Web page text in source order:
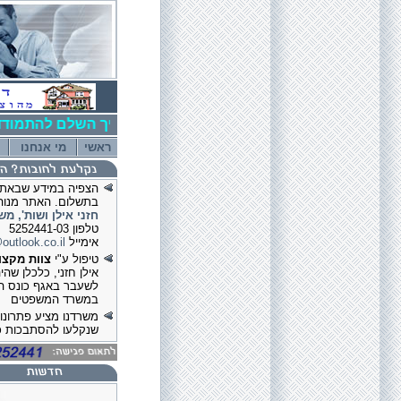
!!! פרסומת: "חובות" - המדריך השלם
מי אנחנו ראשי
הצפיה במידע
בתשלום. האתר
חזני אילן ושות',
טלפון 5252441-03
אימייל
טיפול ע"י צוות
אילן חזני, כלכלן
לשעבר באגף כונס
במשרד המשפטים
משרדנו מציע
שנקלעו להסתבכות
תחומי עיסוק בין
כינוס נכסים,
חברות, הוצאה